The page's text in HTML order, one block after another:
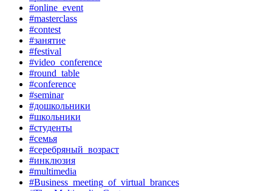
#online_event
#masterclass
#contest
#занятие
#festival
#video_conference
#round_table
#conference
#seminar
#дошкольники
#школьники
#студенты
#семья
#серебряный_возраст
#инклюзия
#multimedia
#Business_meeting_of_virtual_brances